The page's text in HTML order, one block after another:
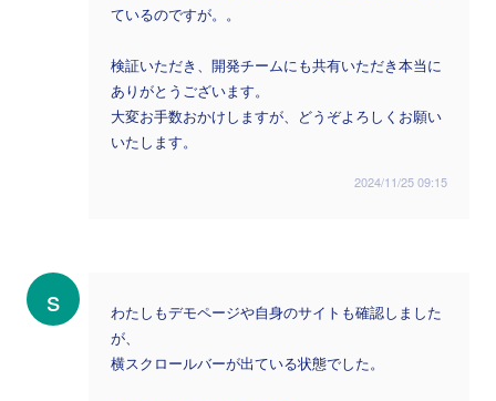
ているのですが。。
検証いただき、開発チームにも共有いただき本当に
ありがとうございます。
大変お手数おかけしますが、どうぞよろしくお願い
いたします。
2024/11/25 09:15
s
わたしもデモページや自身のサイトも確認しました
が、
横スクロールバーが出ている状態でした。